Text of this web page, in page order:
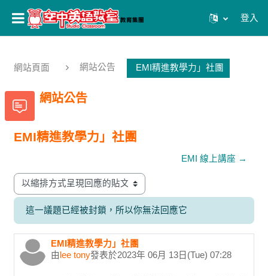
登入
網站頁面 網站公告 EMI精進教學力」社團
網站公告
EMI精進教學力」社團
EMI 線上講座 →
顯示模式
這一議題已經被封鎖，所以你無法回應它
EMI精進教學力」社團
由 lee tony發表於2023年 06月 13日(Tue) 07:28
Number of replies: 0